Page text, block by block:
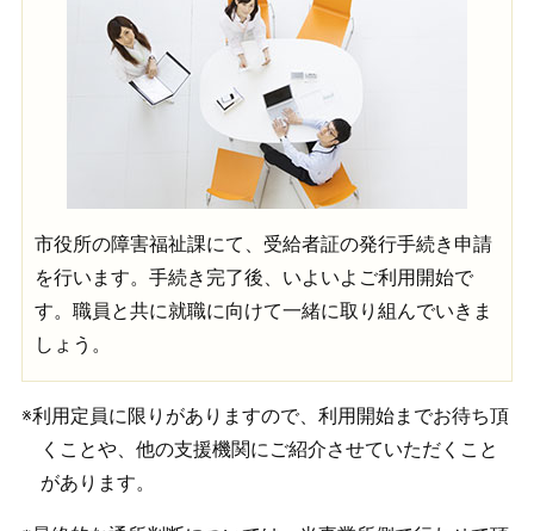
市役所の障害福祉課にて、受給者証の発行手続き申請
を行います。手続き完了後、いよいよご利用開始で
す。職員と共に就職に向けて一緒に取り組んでいきま
しょう。
※利用定員に限りがありますので、利用開始までお待ち頂
くことや、他の支援機関にご紹介させていただくこと
があります。